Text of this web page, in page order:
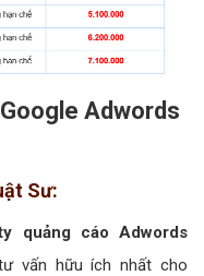
Adwords
Sư:
quảng cáo Adwords
vấn hữu ích nhất cho